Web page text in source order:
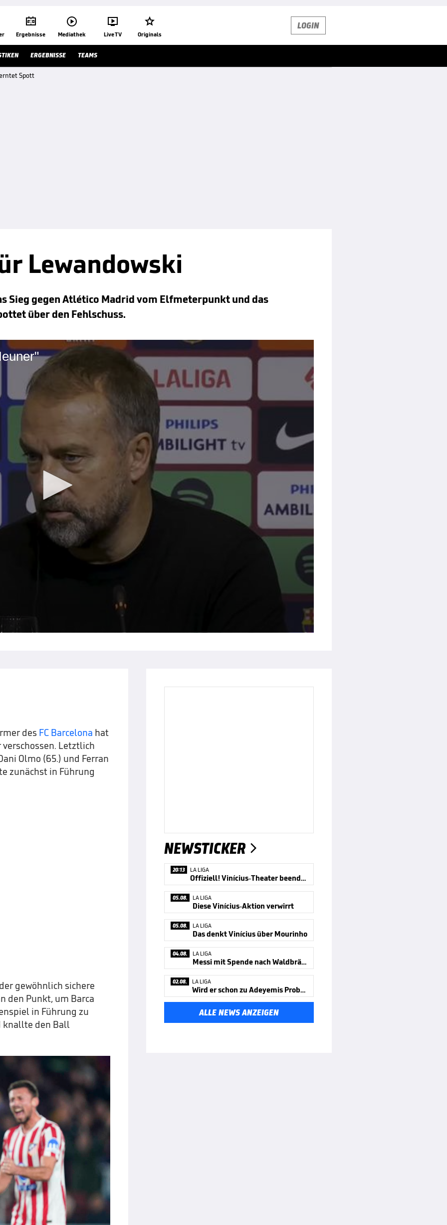

Ergebnisse

Mediathek

Live TV

Originals
LOGIN
ERGEBNISSE TEAMS
Spott
Lewandowski
Sieg gegen Atlético Madrid vom Elfmeterpunkt und das
über den Fehlschuss.
des FC Barcelona hat
Letztlich
Olmo (65.) und Ferran
zunächst in Führung
gewöhnlich sichere
den Punkt, um Barca
in Führung zu
knallte den Ball
NEWSTICKER 
20:13 LA LIGA
Offiziell! Vinícius-Theater beendet
05.08. LA LIGA
Diese Vinícius-Aktion verwirrt
05.08. LA LIGA
Das denkt Vinícius über Mourinho
04.08. LA LIGA
Messi mit Spende nach Waldbränden
02.08. LA LIGA
Wird er schon zu Adeyemis Problem?
ALLE NEWS ANZEIGEN